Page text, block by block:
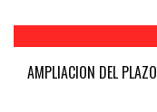
AMPLIACION DEL